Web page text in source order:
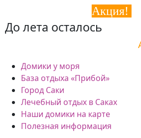
Акция!
До лета осталось
Домики у моря
База отдыха «Прибой»
Город Саки
Лечебный отдых в Саках
Наши домики на карте
Полезная информация